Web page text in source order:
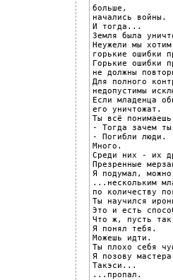
больше,
начались войны.
И тогда...
Земля была
Неужели мы
горькие ошибки
Горькие ошибки
не должны
Для полного
недопустимы
Если младенца
его уничтожат.
Ты всё
- Тогда зачем
- Погибли люди.
Много.
Среди них - их
Презренные
Я подумал,
...нескольким
по количеству
Ты научился
Это и есть
Что ж, пусть
Я понял тебя.
Можешь идти.
Ты плохо себя
Я позову
Такэси...
...пропал.